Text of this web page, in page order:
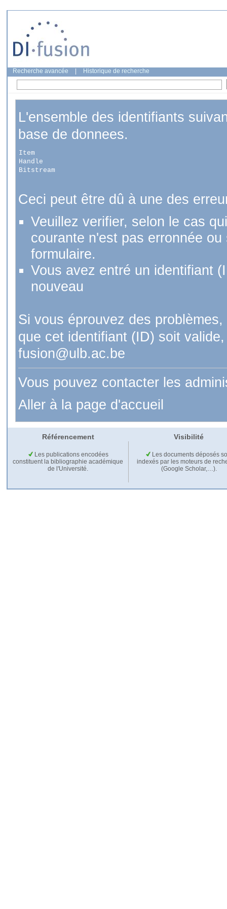
Recherche avancée Historique de recherche
L'ensemble des identifiants
base de donnees.
Item
Handle
Bitstream
Ceci peut être dû à une des
Veuillez verifier, selon le cas
courante n'est pas erronnée
formulaire.
Vous avez entré un identifiant
nouveau
Si vous éprouvez des
que cet identifiant (ID) soit
fusion@ulb.ac.be
Vous pouvez contacter les
Aller à la page d'accueil
Référencement Visibilité
Les publications encodées
constituent la bibliographie académique
de l'Université.
Les documents déposés
indexés par les moteurs de
(Google Scholar,…).